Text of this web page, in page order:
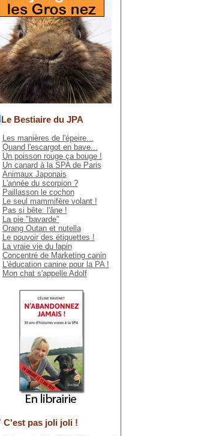
Le Bestiaire du JPA
Les manières de l'épeire...
Quand l'escargot en bave...
Un poisson rouge ça bouge !
Un canard à la SPA de Paris
Animaux Japonais
L'année du scorpion ?
Paillasson le cochon
Le seul mammifère volant !
Pas si bête: l'âne !
La pie "bavarde"
Orang Outan et nutella
Le pouvoir des étiquettes !
La vraie vie du lapin
Concentré de Marketing canin
L'éducation canine pour la PA !
Mon chat s'appelle Adolf
C'est pas joli joli !